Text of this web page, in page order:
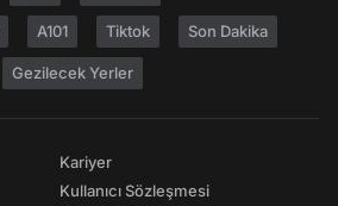
A101 Tiktok Son Dakika
Gezilecek Yerler
Kariyer
Kullanıcı Sözleşmesi